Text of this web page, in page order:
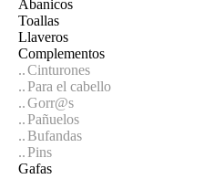
Abanicos
Toallas
Llaveros
Complementos
Cinturones
Para el cabello
Gorr@s
Pañuelos
Bufandas
Pins
Gafas